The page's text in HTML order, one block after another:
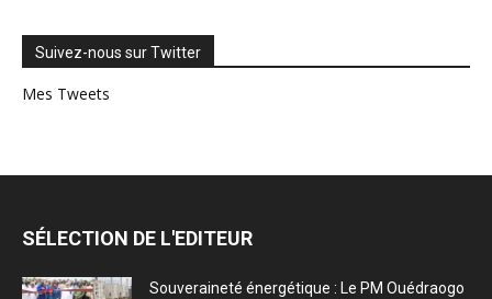
Suivez-nous sur Twitter
Mes Tweets
SÉLECTION DE L'EDITEUR
Souveraineté énergétique : Le PM Ouédraogo